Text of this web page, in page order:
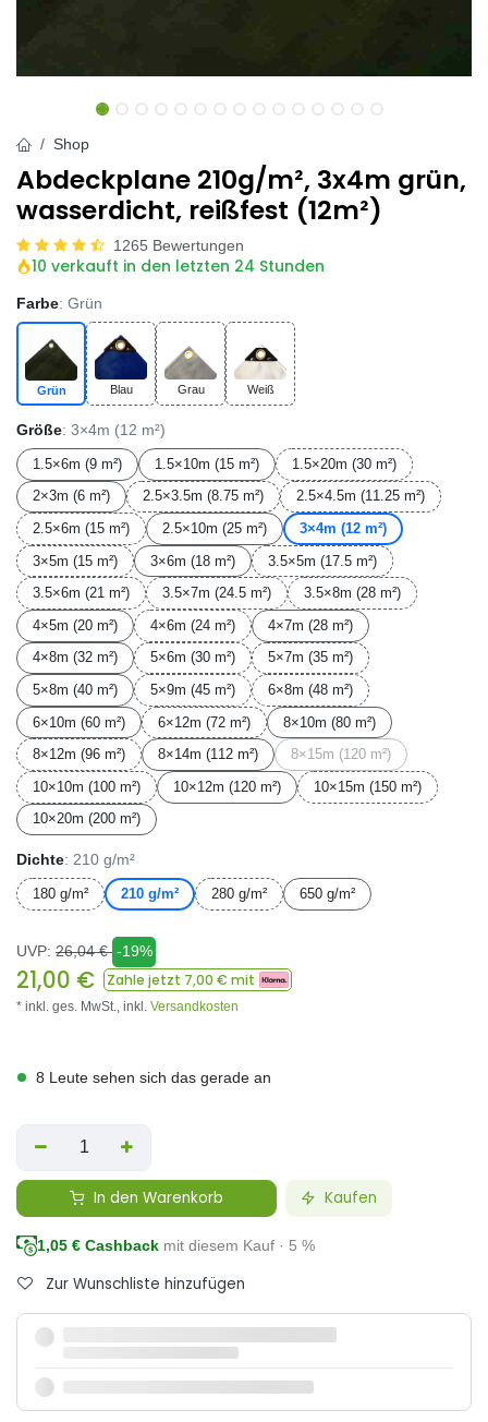
Shop
Abdeckplane 210g/m², 3x4m grün,
wasserdicht, reißfest (12m²)
1265 Bewertungen
10 verkauft in den letzten 24 Stunden
Farbe: Grün
Grün Blau Grau Weiß
Größe: 3×4m (12 m²)
1.5×6m (9 m²) 1.5×10m (15 m²)
1.5×20m (30 m²)
2×3m (6 m²)
2.5×3.5m (8.75 m²)
2.5×4.5m (11.25 m²)
2.5×6m (15 m²)
2.5×10m (25 m²)
3×4m (12 m²)
3×5m (15 m²)
3×6m (18 m²)
3.5×5m (17.5 m²)
3.5×6m (21 m²)
3.5×7m (24.5 m²)
3.5×8m (28 m²)
4×5m (20 m²)
4×6m (24 m²)
4×7m (28 m²)
4×8m (32 m²)
5×6m (30 m²)
5×7m (35 m²)
5×8m (40 m²)
5×9m (45 m²)
6×8m (48 m²)
6×10m (60 m²)
6×12m (72 m²)
8×10m (80 m²)
8×12m (96 m²)
8×14m (112 m²)
8×15m (120 m²)
10×10m (100 m²)
10×12m (120 m²)
10×15m (150 m²)
10×20m (200 m²)
Dichte: 210 g/m²
180 g/m² 210 g/m² 280 g/m² 650 g/m²
UVP: 26,04€ -19%
21,00 € Zahle jetzt 7,00 € mit
* inkl. ges. MwSt., inkl. Versandkosten
8 Leute sehen sich das gerade an
In den Warenkorb Kaufen
1,05 € Cashback mit diesem Kauf · 5 %
Zur Wunschliste hinzufügen